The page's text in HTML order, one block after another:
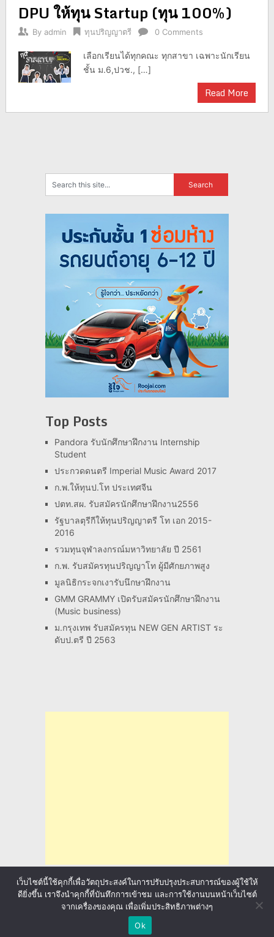
DPU ให้ทุน Startup (ทุน 100%)
By admin ทุนปริญญาตรี 0 Comments
เลือกเรียนได้ทุกคณะ ทุกสาขา เฉพาะนักเรียน
ชั้น ม.6,ปวช., […]
Read More
Top Posts
Pandora รับนักศึกษาฝึกงาน Internship
Student
ประกวดดนตรี Imperial Music Award 2017
ก.พ.ให้ทุนป.โท ประเทศจีน
ปตท.สผ. รับสมัครนักศึกษาฝึกงาน2556
รัฐบาลตุรีกีให้ทุนปริญญาตรี โท เอก 2015-
2016
รวมทุนจุฬาลงกรณ์มหาวิทยาลัย ปี 2561
ก.พ. รับสมัครทุนปริญญาโท ผู้มีศักยภาพสูง
มูลนิธิกระจกเงารับนึกษาฝึกงาน
GMM GRAMMY เปิดรับสมัครนักศึกษาฝึกงาน
(Music business)
ม.กรุงเทพ รับสมัครทุน NEW GEN ARTIST ระ
ดับป.ตรี ปี 2563
ล่าทุนการศึกษา มาลุ้นให้ทั่วโลก
ประกันภัยรถยนต์
เว็บไซต์นี้ใช้คุกกี้เพื่อวัตถุประสงค์ในการปรับปรุงประสบการณ์ของผู้ใช้ให้
ดียิ่งขึ้น เราจึงนำคุกกี้ที่บันทึกการเข้าชม และการใช้งานบนหน้าเว็บไซต์
จากเครื่องของคุณ เพื่อเพิ่มประสิทธิภาพต่างๆ
Ok